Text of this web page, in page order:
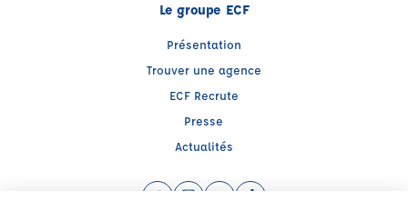
Le groupe ECF
Présentation
Trouver une agence
ECF Recrute
Presse
Actualités